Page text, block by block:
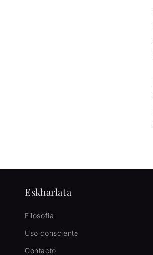
Eskharlata
Filosofia
Uso consciente
Contacto